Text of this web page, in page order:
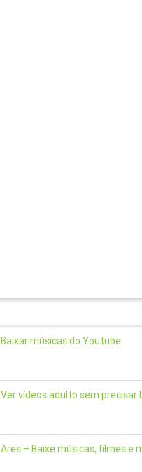
Baixar músicas do Youtube
Ver vídeos adulto sem precisar
Ares – Baixe músicas, filmes e